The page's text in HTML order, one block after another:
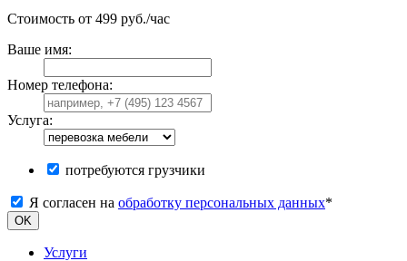
Стоимость от 499 руб./час
Ваше имя:
Номер телефона:
Услуга:
потребуются грузчики
Я согласен на обработку персональных данных*
OK
Услуги